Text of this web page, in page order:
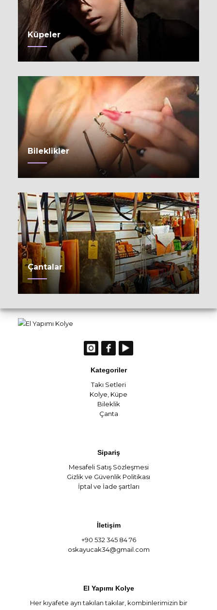
Küpeler
Bileklikler
Çantalar
Kategoriler
Takı Setleri
Kolye, Küpe
Bileklik
Çanta
Sipariş
Mesafeli Satış Sözleşmesi
Gizlik ve Güvenlik Politikası
İptal ve İade şartları
İletişim
+90 532 345 84 76
oskayucak34@gmail.com
El Yapımı Kolye
Her kıyafete ayrı takılan takılar, kombinlerimizin bir